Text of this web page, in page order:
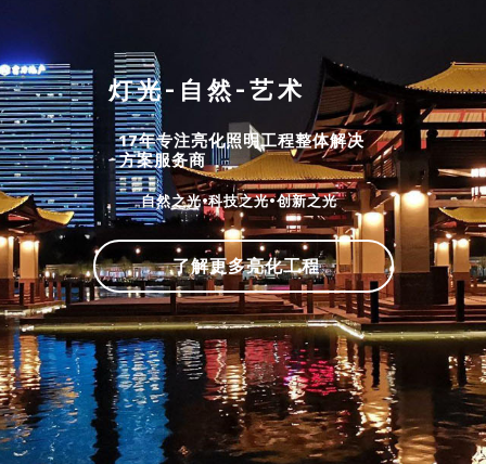
灯光-自然-艺术
17年专注亮化照明工程整体解决
方案服务商
自然之光•科技之光•创新之光
了解更多亮化工程